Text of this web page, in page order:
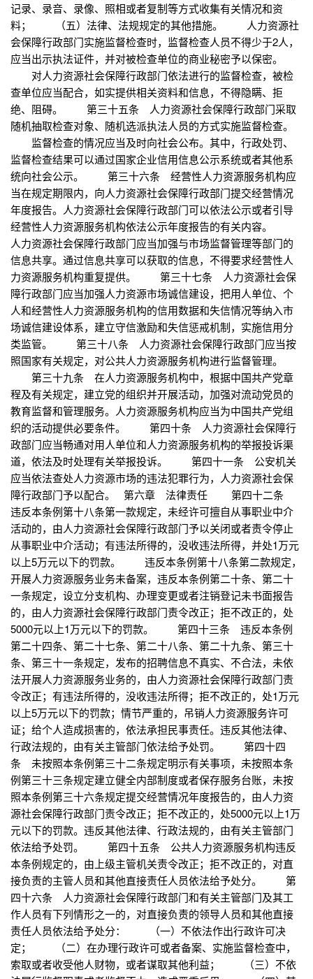
记录、录音、录像、照相或者复制等方式收集有关情况和资
料； （五）法律、法规规定的其他措施。 人力资源社
会保障行政部门实施监督检查时，监督检查人员不得少于2人，
应当出示执法证件，并对被检查单位的商业秘密予以保密。
对人力资源社会保障行政部门依法进行的监督检查，被检
查单位应当配合，如实提供相关资料和信息，不得隐瞒、拒
绝、阻碍。 第三十五条 人力资源社会保障行政部门采取
随机抽取检查对象、随机选派执法人员的方式实施监督检查。
监督检查的情况应当及时向社会公布。其中，行政处罚、
监督检查结果可以通过国家企业信用信息公示系统或者其他系
统向社会公示。 第三十六条 经营性人力资源服务机构应
当在规定期限内，向人力资源社会保障行政部门提交经营情况
年度报告。人力资源社会保障行政部门可以依法公示或者引导
经营性人力资源服务机构依法公示年度报告的有关内容。
人力资源社会保障行政部门应当加强与市场监督管理等部门的
信息共享。通过信息共享可以获取的信息，不得要求经营性人
力资源服务机构重复提供。 第三十七条 人力资源社会保
障行政部门应当加强人力资源市场诚信建设，把用人单位、个
人和经营性人力资源服务机构的信用数据和失信情况等纳入市
场诚信建设体系，建立守信激励和失信惩戒机制，实施信用分
类监管。 第三十八条 人力资源社会保障行政部门应当按
照国家有关规定，对公共人力资源服务机构进行监督管理。
第三十九条 在人力资源服务机构中，根据中国共产党章
程及有关规定，建立党的组织并开展活动，加强对流动党员的
教育监督和管理服务。人力资源服务机构应当为中国共产党组
织的活动提供必要条件。 第四十条 人力资源社会保障行
政部门应当畅通对用人单位和人力资源服务机构的举报投诉渠
道，依法及时处理有关举报投诉。 第四十一条 公安机关
应当依法查处人力资源市场的违法犯罪行为，人力资源社会保
障行政部门予以配合。 第六章 法律责任 第四十二条
违反本条例第十八条第一款规定，未经许可擅自从事职业中介
活动的，由人力资源社会保障行政部门予以关闭或者责令停止
从事职业中介活动；有违法所得的，没收违法所得，并处1万元
以上5万元以下的罚款。 违反本条例第十八条第二款规定，
开展人力资源服务业务未备案，违反本条例第二十条、第二十
一条规定，设立分支机构、办理变更或者注销登记未书面报告
的，由人力资源社会保障行政部门责令改正；拒不改正的，处
5000元以上1万元以下的罚款。 第四十三条 违反本条例
第二十四条、第二十七条、第二十八条、第二十九条、第三十
条、第三十一条规定，发布的招聘信息不真实、不合法，未依
法开展人力资源服务业务的，由人力资源社会保障行政部门责
令改正；有违法所得的，没收违法所得；拒不改正的，处1万元
以上5万元以下的罚款；情节严重的，吊销人力资源服务许可
证；给个人造成损害的，依法承担民事责任。违反其他法律、
行政法规的，由有关主管部门依法给予处罚。 第四十四
条 未按照本条例第三十二条规定明示有关事项，未按照本条
例第三十三条规定建立健全内部制度或者保存服务台账，未按
照本条例第三十六条规定提交经营情况年度报告的，由人力资
源社会保障行政部门责令改正；拒不改正的，处5000元以上1万
元以下的罚款。违反其他法律、行政法规的，由有关主管部门
依法给予处罚。 第四十五条 公共人力资源服务机构违反
本条例规定的，由上级主管机关责令改正；拒不改正的，对直
接负责的主管人员和其他直接责任人员依法给予处分。 第
四十六条 人力资源社会保障行政部门和有关主管部门及其工
作人员有下列情形之一的，对直接负责的领导人员和其他直接
责任人员依法给予处分： （一）不依法作出行政许可决
定； （二）在办理行政许可或者备案、实施监督检查中，
索取或者收受他人财物，或者谋取其他利益； （三）不依